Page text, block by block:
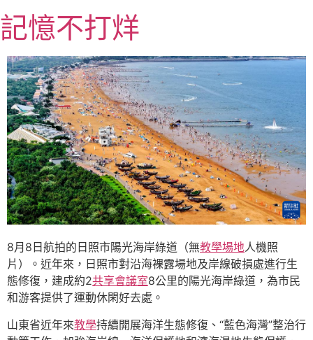
至
主
要
內
容
記憶不打烊
8月8日航拍的日照市陽光海岸綠道（無教學場地人機照
片）。近年來，日照市對沿海裸露場地及岸線破損處進行生
態修復，建成約2共享會議室8公里的陽光海岸綠道，為市民
和游客提供了運動休閑好去處。
山東省近年來教學持續開展海洋生態修復、“藍色海灣”整治行